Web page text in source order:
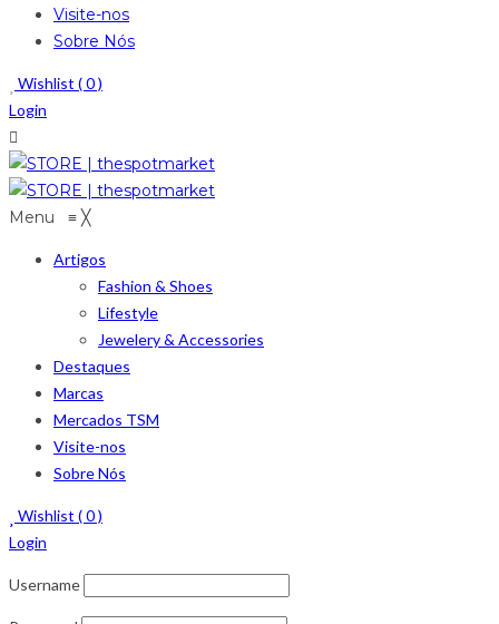
Visite-nos
Sobre Nós
Wishlist (0)
Login
Menu ≡ ╳
Artigos
Fashion & Shoes
Lifestyle
Jewelery & Accessories
Destaques
Marcas
Mercados TSM
Visite-nos
Sobre Nós
Wishlist (0)
Login
Username